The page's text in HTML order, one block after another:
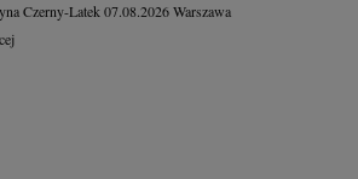
Czerny-Latek 07.08.2026Warszawa